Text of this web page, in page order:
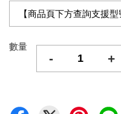
數量
- +